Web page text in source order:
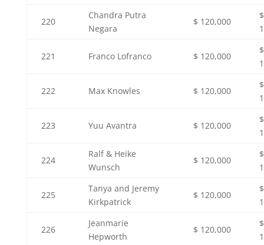
220
Chandra Putra
Negara
$ 120,000
$
221 Franco Lofranco $ 120,000
$
222 Max Knowles $ 120,000
$
223 Yuu Avantra $ 120,000
$
224
Ralf & Heike
Wunsch
$ 120,000
$
225
Tanya and Jeremy
Kirkpatrick
$ 120,000
$
226
Jeanmarie
Hepworth
$ 120,000
$